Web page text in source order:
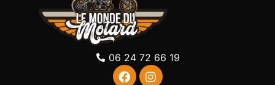
06 24 72 66 19